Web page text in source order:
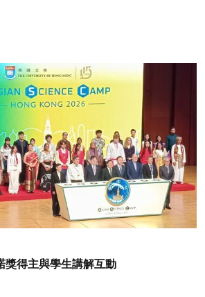
獎得主與學生講解互動